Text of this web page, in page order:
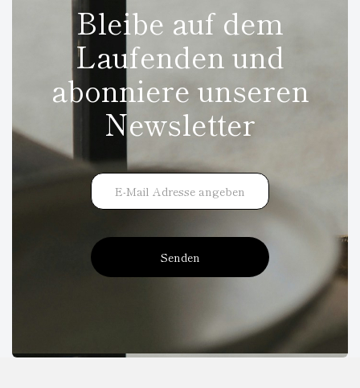
Bleibe auf dem
Laufenden und
abonniere unseren
Newsletter
Senden